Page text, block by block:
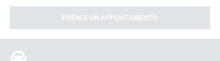
PRENDI UN APPUNTAMENTO